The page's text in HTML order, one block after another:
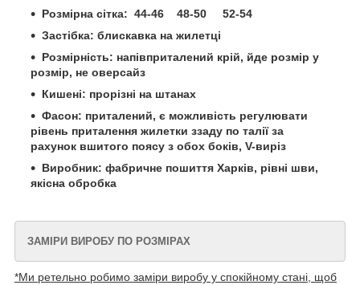
Розмірна сітка: 44-46 48-50 52-54
Застібка: блискавка на жилетці
Розмірність: напівприталений крій, йде розмір у
розмір, не оверсайз
Кишені: прорізні на штанах
Фасон: приталений, є можливість регулювати
рівень приталення жилетки ззаду по талії за
рахунок вшитого поясу з обох боків, V-виріз
Виробник: фабричне пошиття Харків, рівні шви,
якісна обробка
ЗАМІРИ ВИРОБУ ПО РОЗМІРАХ
*Ми ретельно робимо заміри виробу у спокійному стані, щоб